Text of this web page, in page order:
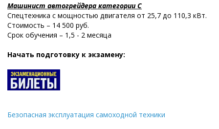
Машинист автогрейдера категории С
Спецтехника с мощностью двигателя от 25,7 до 110,3 кВт.
Стоимость – 14 500 руб.
Срок обучения – 1,5 - 2 месяца
Начать подготовку к экзамену:
Безопасная эксплуатация самоходной техники